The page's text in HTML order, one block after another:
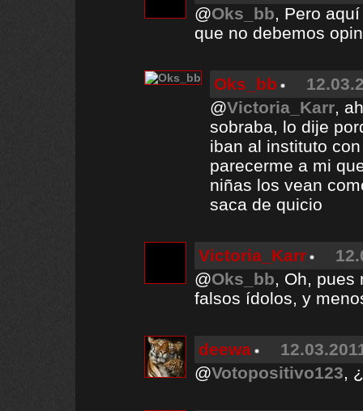
@Oks_bb, Pero
que no debemos
Oks_bb
@Victoria_Karr,
sobraba, lo dije
iban al instituto
parecerme a mi
niñas los vean
saca de quicio
Victoria_Karr
@Oks_bb, Oh, pues
falsos ídolos, y
deewa
@Votopositivo123,